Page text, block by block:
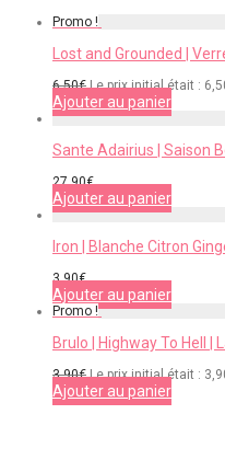
Promo !
Lost and Grounded |
6,50€ Le prix initial était :
Ajouter au panier
Sante Adairius | Saison
27,90€
Ajouter au panier
Iron | Blanche Citron
3,90€
Ajouter au panier
Promo !
Brulo | Highway To Hell |
3,90€ Le prix initial était :
Ajouter au panier